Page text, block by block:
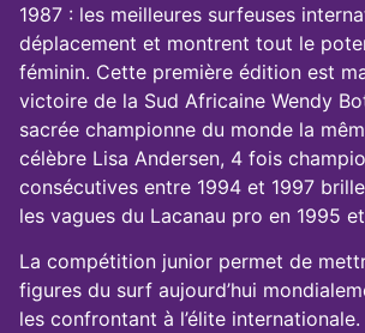
1987 : les meilleures surfeuses
déplacement et montrent tout le
féminin. Cette première édition est
victoire de la Sud Africaine Wendy
sacrée championne du monde la
célèbre Lisa Andersen, 4 fois
consécutives entre 1994 et 1997
les vagues du Lacanau pro en 1995
La compétition junior permet de
figures du surf aujourd’hui
les confrontant à l’élite internationale.